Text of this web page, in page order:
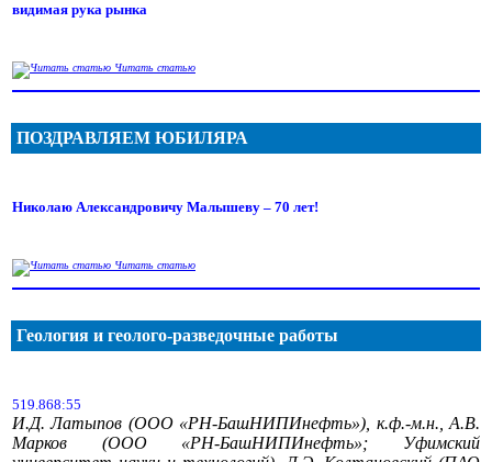
видимая рука рынка
Читать статью
ПОЗДРАВЛЯЕМ ЮБИЛЯРА
Николаю Александровичу Малышеву – 70 лет!
Читать статью
Геология и геолого-разведочные работы
519.868:55
И.Д. Латыпов (ООО «РН-БашНИПИнефть»), к.ф.-м.н., А.В.
Марков (ООО «РН-БашНИПИнефть»; Уфимский